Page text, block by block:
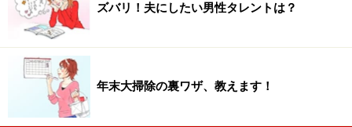
ズバリ！夫にしたい男性タレントは？
年末大掃除の裏ワザ、教えます！